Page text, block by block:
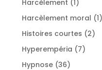
Harcèlement 1
produit
Harcèlement moral 11
Histoires courtes 22
Hyperempéria 77
Hypnose 3636